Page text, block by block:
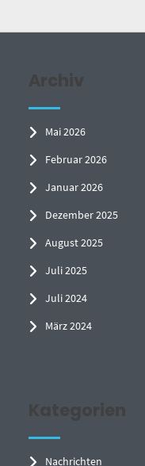
Archiv
Mai 2026
Februar 2026
Januar 2026
Dezember 2025
August 2025
Juli 2025
Juli 2024
März 2024
Kategorien
Nachrichten